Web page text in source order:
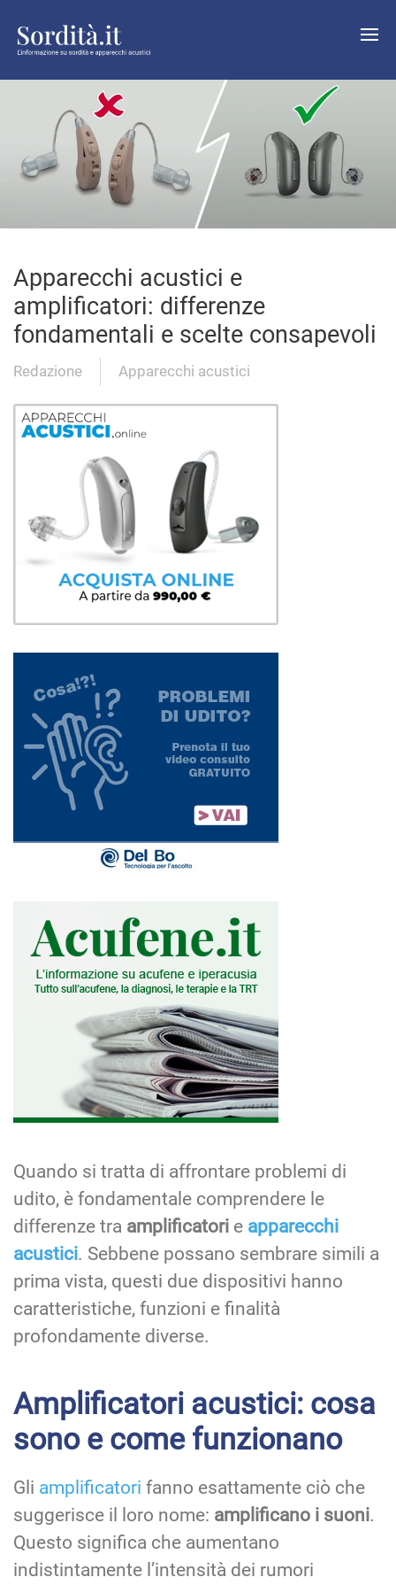
Apparecchi acustici e
amplificatori: differenze
fondamentali e scelte consapevoli
Redazione Apparecchi acustici
Quando si tratta di affrontare problemi di
udito, è fondamentale comprendere le
differenze tra amplificatori e apparecchi
acustici. Sebbene possano sembrare simili a
prima vista, questi due dispositivi hanno
caratteristiche, funzioni e finalità
profondamente diverse.
Amplificatori acustici: cosa
sono e come funzionano
Gli amplificatori fanno esattamente ciò che
suggerisce il loro nome: amplificano i suoni.
Questo significa che aumentano
indistintamente l’intensità dei rumori